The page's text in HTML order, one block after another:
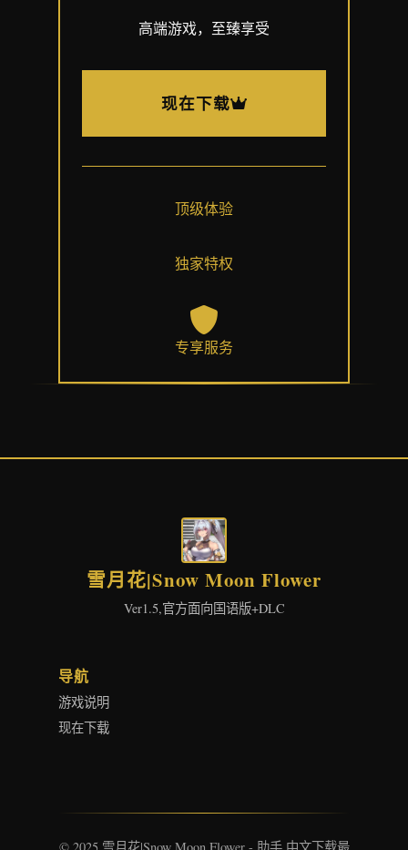
高端游戏，至臻享受
现在下载
顶级体验
独家特权
专享服务
雪月花|Snow Moon Flower
Ver1.5,官方面向国语版+DLC
导航
游戏说明
现在下载